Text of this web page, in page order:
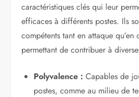
caractéristiques clés qui leur
efficaces à différents postes. Ils
compétents tant en attaque qu’en
permettant de contribuer à
Polyvalence : Capables de
postes, comme au milieu de